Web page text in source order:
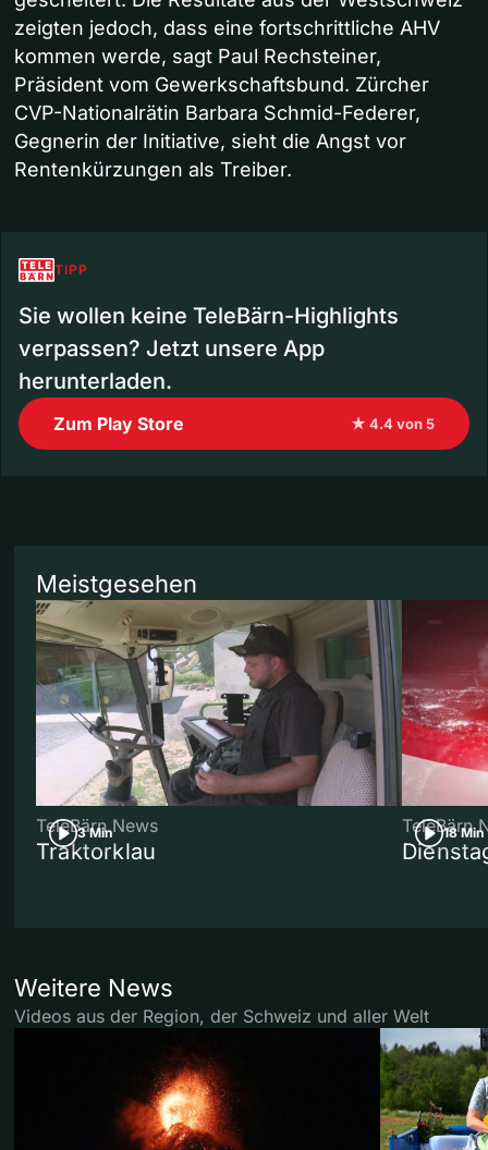
zeigten jedoch, dass eine fortschrittliche AHV
kommen werde, sagt Paul Rechsteiner,
Präsident vom Gewerkschaftsbund. Zürcher
CVP-Nationalrätin Barbara Schmid-Federer,
Gegnerin der Initiative, sieht die Angst vor
Rentenkürzungen als Treiber.
TIPP
Sie wollen keine TeleBärn-Highlights
verpassen? Jetzt unsere App
herunterladen.
Zum Play Store ★ 4.4 von 5
Meistgesehen
3 Min
TeleBärn News
Traktorklau
18 Min
TeleBärn
Weitere News
Videos aus der Region, der Schweiz und aller Welt